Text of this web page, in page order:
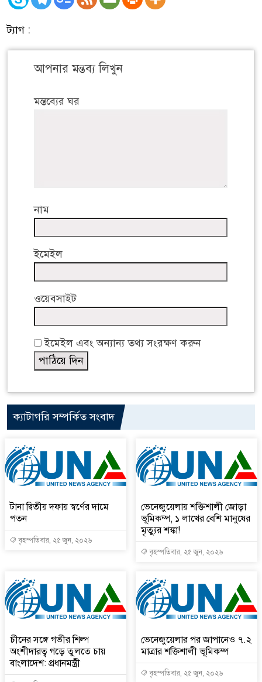
ট্যাগ :
আপনার মন্তব্য লিখুন
মন্তব্যের ঘর
নাম
ইমেইল
ওয়েবসাইট
ইমেইল এবং অন্যান্য তথ্য সংরক্ষণ করুন
ক্যাটাগরি সম্পর্কিত সংবাদ
টানা দ্বিতীয় দফায় স্বর্ণের দামে
পতন
বৃহস্পতিবার, ২৫ জুন, ২০২৬
ভেনেজুয়েলায় শক্তিশালী জোড়া
ভূমিকম্প, ১ লাখের বেশি মানুষের
মৃত্যুর শঙ্কা!
বৃহস্পতিবার, ২৫ জুন, ২০২৬
চীনের সঙ্গে গভীর শিল্প
অংশীদারত্ব গড়ে তুলতে চায়
বাংলাদেশ: প্রধানমন্ত্রী
ভেনেজুয়েলার পর জাপানেও ৭.২
মাত্রার শক্তিশালী ভূমিকম্প
বৃহস্পতিবার, ২৫ জুন, ২০২৬